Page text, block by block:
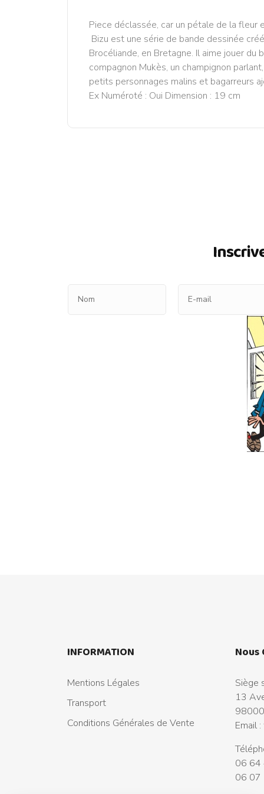
Piece déclassée, car un pétale de la fleur
Bizu est une série de bande dessinée
Brocéliande, en Bretagne. Il aime jouer
compagnon Mukès, un champignon
petits personnages malins et bagarreurs
Ex Numéroté : Oui Dimension : 19 cm
INFORMATION
Mentions Légales
Transport
Conditions Générales de Vente
Siège
13
Email :
06 64
06 07